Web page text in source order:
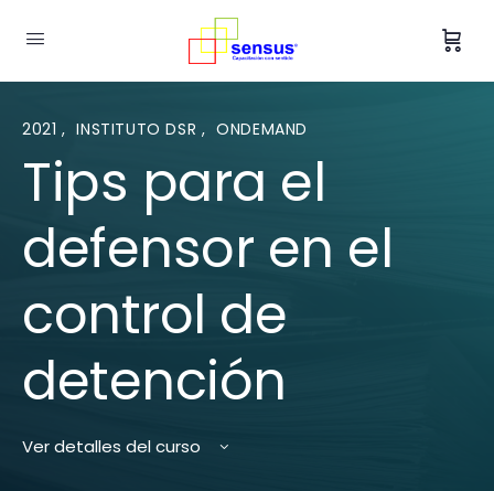
2021, INSTITUTO DSR , ONDEMAND
Tips para el
defensor en el
control de
detención
Ver detalles del curso